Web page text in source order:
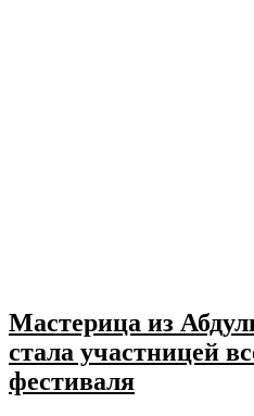
Мастерица из
стала участницей
фестиваля